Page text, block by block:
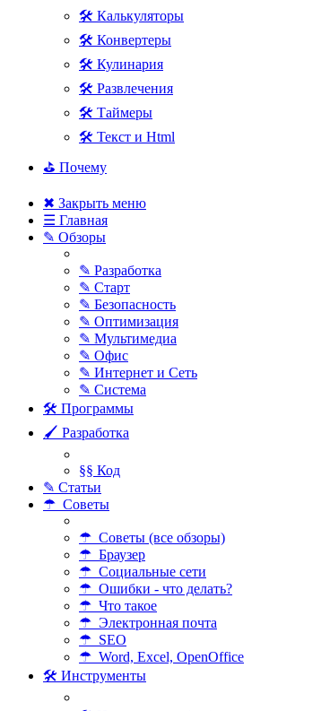
🛠 Калькуляторы
🛠 Конвертеры
🛠 Кулинария
🛠 Развлечения
🛠 Таймеры
🛠 Текст и Html
⛳ Почему
✖ Закрыть меню
☰ Главная
✎ Обзоры
✎ Разработка
✎ Старт
✎ Безопасность
✎ Оптимизация
✎ Мультимедиа
✎ Офис
✎ Интернет и Сеть
✎ Система
🛠 Программы
🖌 Разработка
§§ Код
✎ Статьи
☂ Советы
☂ Советы (все обзоры)
☂ Браузер
☂ Социальные сети
☂ Ошибки - что делать?
☂ Что такое
☂ Электронная почта
☂ SEO
☂ Word, Excel, OpenOffice
🛠 Инструменты